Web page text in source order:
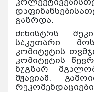
გაზრდა.
მინისტრს
საკუთარი
კომიტეტის
კომიტეტის
ნუგზარ
მჟავიამ.